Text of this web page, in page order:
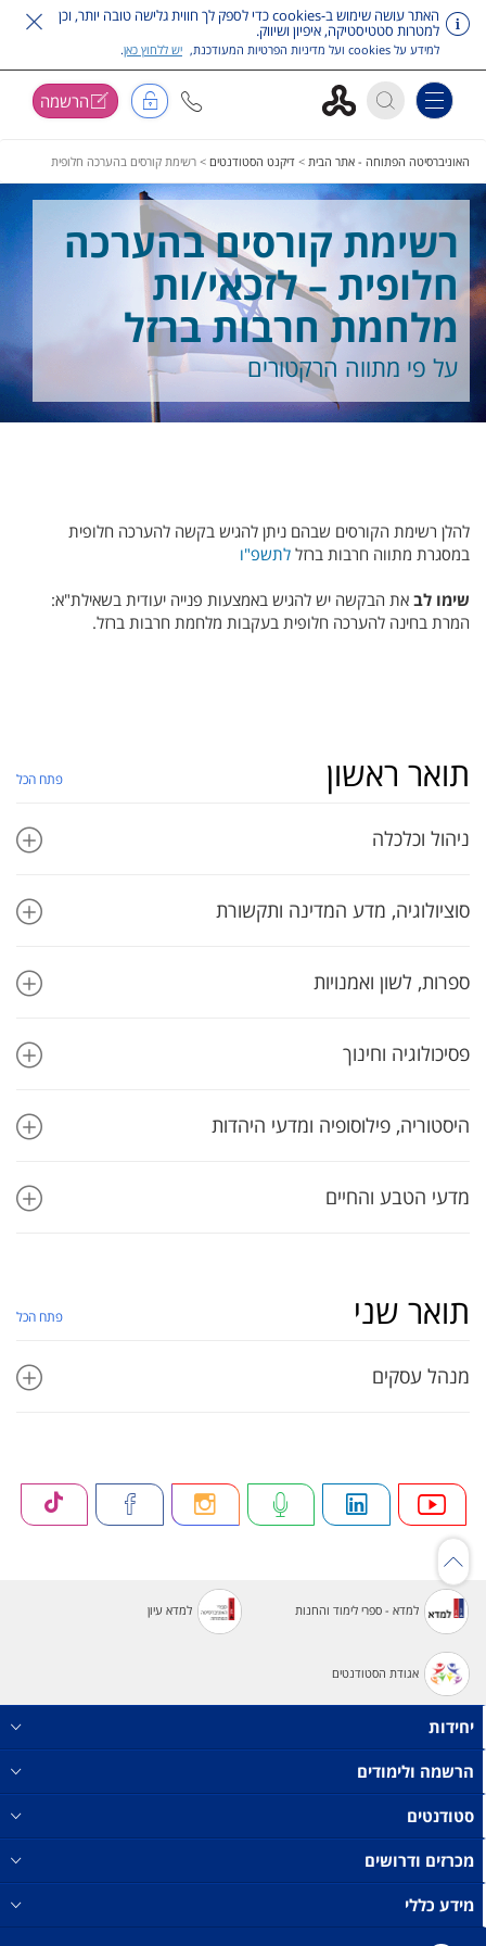
האתר עושה שימוש ב-cookies כדי לספק לך חווית גלישה טובה יותר, וכן
למטרות סטטיסטיקה, איפיון ושיווק.
למידע על cookies ועל מדיניות הפרטיות המעודכנת, יש ללחוץ כאן.
Toggle navigation הרשמה
האוניברסיטה הפתוחה - אתר הבית > דיקנט הסטודנטים > רשימת קורסים בהערכה חלופית
רשימת קורסים בהערכה
חלופית – לזכאי/ות
מלחמת חרבות ברזל
על פי מתווה הרקטורים
להלן רשימת הקורסים שבהם ניתן להגיש בקשה להערכה חלופית
במסגרת מתווה חרבות ברזל לתשפ"ו
שימו לב את הבקשה יש להגיש באמצעות פנייה יעודית בשאילת"א:
המרת בחינה להערכה חלופית בעקבות מלחמת חרבות ברזל.
תואר ראשון פתח הכל
ניהול וכלכלה
סוציולוגיה, מדע המדינה ותקשורת
ספרות, לשון ואמנויות
פסיכולוגיה וחינוך
היסטוריה, פילוסופיה ומדעי היהדות
מדעי הטבע והחיים
תואר שני פתח הכל
מנהל עסקים
למדא - ספרי לימוד והחנות למדא עיון
אגודת הסטודנטים
יחידות
הרשמה ולימודים
סטודנטים
מכרזים ודרושים
מידע כללי